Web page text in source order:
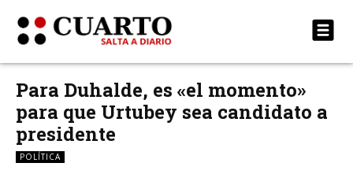
Para Duhalde, es «el momento»
para que Urtubey sea candidato a
presidente
POLÍTICA